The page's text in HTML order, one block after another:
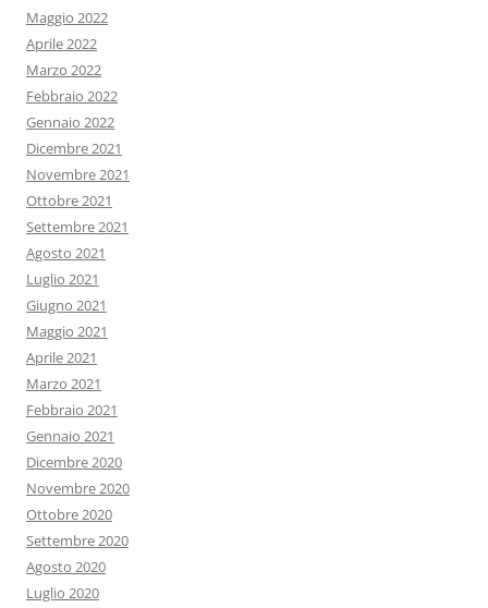
Maggio 2022
Aprile 2022
Marzo 2022
Febbraio 2022
Gennaio 2022
Dicembre 2021
Novembre 2021
Ottobre 2021
Settembre 2021
Agosto 2021
Luglio 2021
Giugno 2021
Maggio 2021
Aprile 2021
Marzo 2021
Febbraio 2021
Gennaio 2021
Dicembre 2020
Novembre 2020
Ottobre 2020
Settembre 2020
Agosto 2020
Luglio 2020